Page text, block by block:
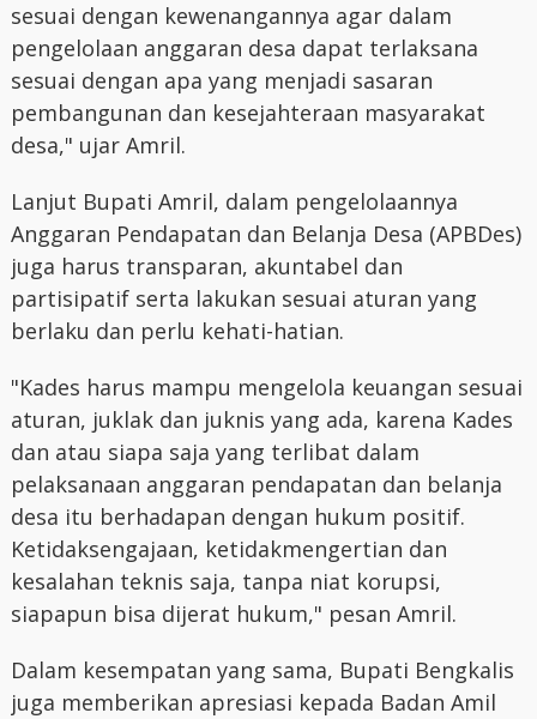
sesuai dengan kewenangannya agar dalam
pengelolaan anggaran desa dapat terlaksana
sesuai dengan apa yang menjadi sasaran
pembangunan dan kesejahteraan masyarakat
desa," ujar Amril.
Lanjut Bupati Amril, dalam pengelolaannya
Anggaran Pendapatan dan Belanja Desa (APBDes)
juga harus transparan, akuntabel dan
partisipatif serta lakukan sesuai aturan yang
berlaku dan perlu kehati-hatian.
"Kades harus mampu mengelola keuangan sesuai
aturan, juklak dan juknis yang ada, karena Kades
dan atau siapa saja yang terlibat dalam
pelaksanaan anggaran pendapatan dan belanja
desa itu berhadapan dengan hukum positif.
Ketidaksengajaan, ketidakmengertian dan
kesalahan teknis saja, tanpa niat korupsi,
siapapun bisa dijerat hukum," pesan Amril.
Dalam kesempatan yang sama, Bupati Bengkalis
juga memberikan apresiasi kepada Badan Amil